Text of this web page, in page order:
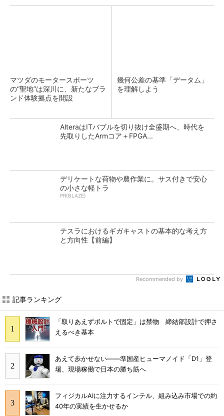
マツダのモータースポーツ
の“聖地”は深川に、新たなブラ
ンド体験拠点を開設
幾何公差の基準「データム」
を理解しよう
AlteraはITバブルを切り抜け全盛期へ、時代を
先取りしたArmコア＋FPGA...
デリケートな荷物や農作業に。サス付きで安心
の小さな軽トラ
PR(BLAZE)
テスラにおけるギガキャストの基本的な考え方
と方向性【前編】
Recommended by
記事ランキング
「取りあえずボルトで固定」は禁物 締結部設計で押さ
えるべき基本
あえて歩かせない――準国産ヒューマノイド「D1」登
場、現場稼働で日本の勝ち筋へ
フィジカルAIに注力するインテル、組み込み市場での約
40年の実績を生かせるか